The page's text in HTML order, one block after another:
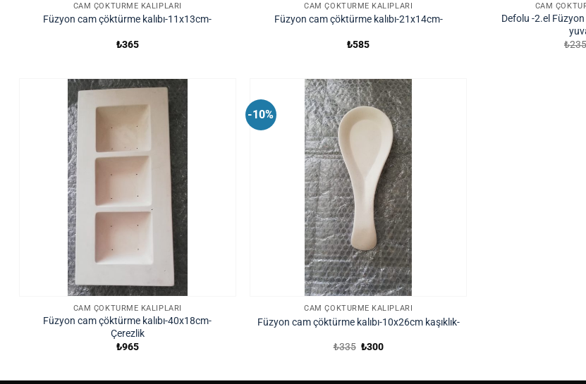
CAM ÇÖKTÜRME KALIPLARI
Füzyon cam çöktürme kalıbı-11x13cm-
₺365
CAM ÇÖKTÜRME KALIPLARI
Füzyon cam çöktürme kalıbı-21x14cm-
₺585
CAM
Defolu -2.el
₺235
CAM ÇÖKTÜRME KALIPLARI
Füzyon cam çöktürme kalıbı-40x18cm-
Çerezlik
₺965
-10%
CAM ÇÖKTÜRME KALIPLARI
Füzyon cam çöktürme kalıbı-10x26cm kaşıklık-
₺335 Orijinal
₺300Şu